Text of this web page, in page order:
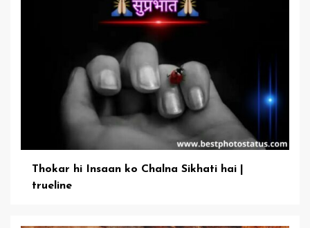
Thokar hi Insaan ko Chalna Sikhati hai |
trueline